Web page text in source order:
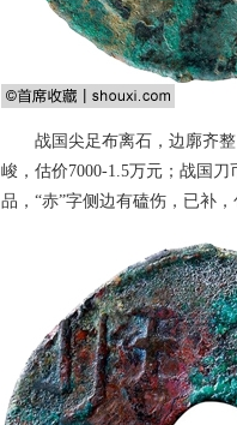
战国尖足布离石，边廓齐
峻，估价7000-1.5万元；战国
品，“赤”字侧边有磕伤，已补